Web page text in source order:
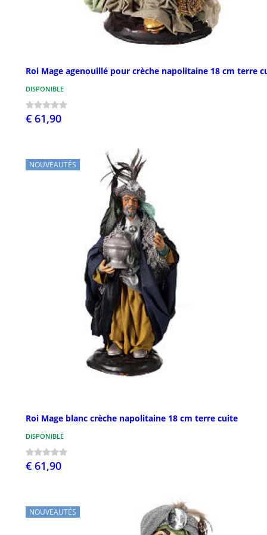
Roi Mage agenouillé pour crèche napolitaine 18 cm terre
DISPONIBLE
€ 61,90
NOUVEAUTÉS
Roi Mage blanc crèche napolitaine 18 cm terre cuite
DISPONIBLE
€ 61,90
NOUVEAUTÉS